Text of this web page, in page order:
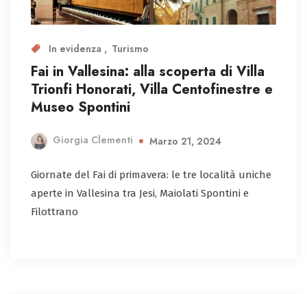
In evidenza Turismo
Fai in Vallesina: alla scoperta di Villa
Trionfi Honorati, Villa Centofinestre e
Museo Spontini
Giorgia Clementi Marzo 21, 2024
Giornate del Fai di primavera: le tre località uniche
aperte in Vallesina tra Jesi, Maiolati Spontini e
Filottrano